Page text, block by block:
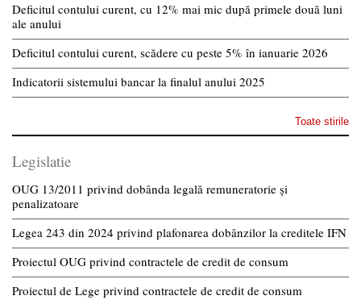
Deficitul contului curent, cu 12% mai mic după primele două luni
ale anului
Deficitul contului curent, scădere cu peste 5% în ianuarie 2026
Indicatorii sistemului bancar la finalul anului 2025
Toate stirile
Legislatie
OUG 13/2011 privind dobânda legală remuneratorie și
penalizatoare
Legea 243 din 2024 privind plafonarea dobânzilor la creditele IFN
Proiectul OUG privind contractele de credit de consum
Proiectul de Lege privind contractele de credit de consum